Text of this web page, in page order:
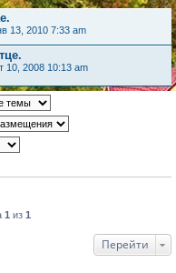
13, 2010 7:33 am
10, 2008 10:13 am
1 из 1
Перейти